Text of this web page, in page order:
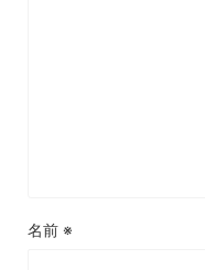
名前 ※